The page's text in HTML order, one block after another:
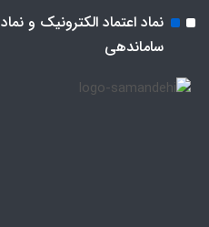
نماد اعتماد الکترونیک و نماد
ساماندهی